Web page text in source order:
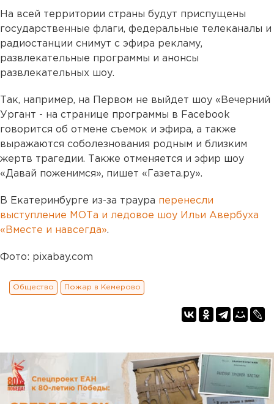
На всей территории страны будут приспущены
государственные флаги, федеральные телеканалы и
радиостанции снимут с эфира рекламу,
развлекательные программы и анонсы
развлекательных шоу.
Так, например, на Первом не выйдет шоу «Вечерний
Ургант - на странице программы в Facebook
говорится об отмене съемок и эфира, а также
выражаются соболезнования родным и близким
жертв трагедии. Также отменяется и эфир шоу
«Давай поженимся», пишет «Газета.ру».
В Екатеринбурге из-за траура перенесли
выступление МОТа и ледовое шоу Ильи Авербуха
«Вместе и навсегда».
Фото: pixabay.com
Общество Пожар в Кемерово